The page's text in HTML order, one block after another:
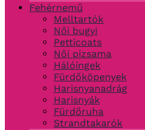
Fehérnemű
Melltartók
Női bugyi
Petticoats
Női pizsama
Hálóingek
Fürdőköpenyek
Harisnyanadrág
Harisnyák
Fürdőruha
Strandtakarók